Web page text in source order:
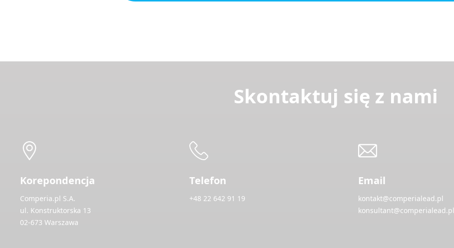
Skontaktuj się z nami
Korepondencja
Comperia.pl S.A.
ul. Konstruktorska 13
02-673 Warszawa
Telefon
+48 22 642 91 19
Email
kontakt@comperialead.pl
konsultant@comperialead.pl